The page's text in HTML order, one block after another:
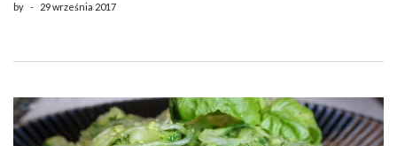
by - 29 września 2017